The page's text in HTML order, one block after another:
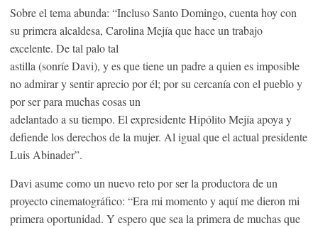
Sobre el tema abunda: “Incluso Santo Domingo, cuenta hoy con
su primera alcaldesa, Carolina Mejía que hace un trabajo
excelente. De tal palo tal
astilla (sonríe Davi), y es que tiene un padre a quien es imposible
no admirar y sentir aprecio por él; por su cercanía con el pueblo y
por ser para muchas cosas un
adelantado a su tiempo. El expresidente Hipólito Mejía apoya y
defiende los derechos de la mujer. Al igual que el actual presidente
Luis Abinader”.
Davi asume como un nuevo reto por ser la productora de un
proyecto cinematográfico: “Era mi momento y aquí me dieron mi
primera oportunidad. Y espero que sea la primera de muchas que